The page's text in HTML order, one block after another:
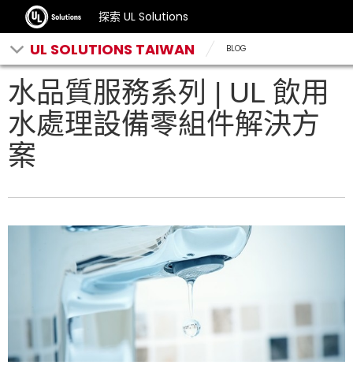
探索 UL Solutions
UL SOLUTIONS TAIWAN BLOG
水品質服務系列 | UL 飲用
水處理設備零組件解決方
案